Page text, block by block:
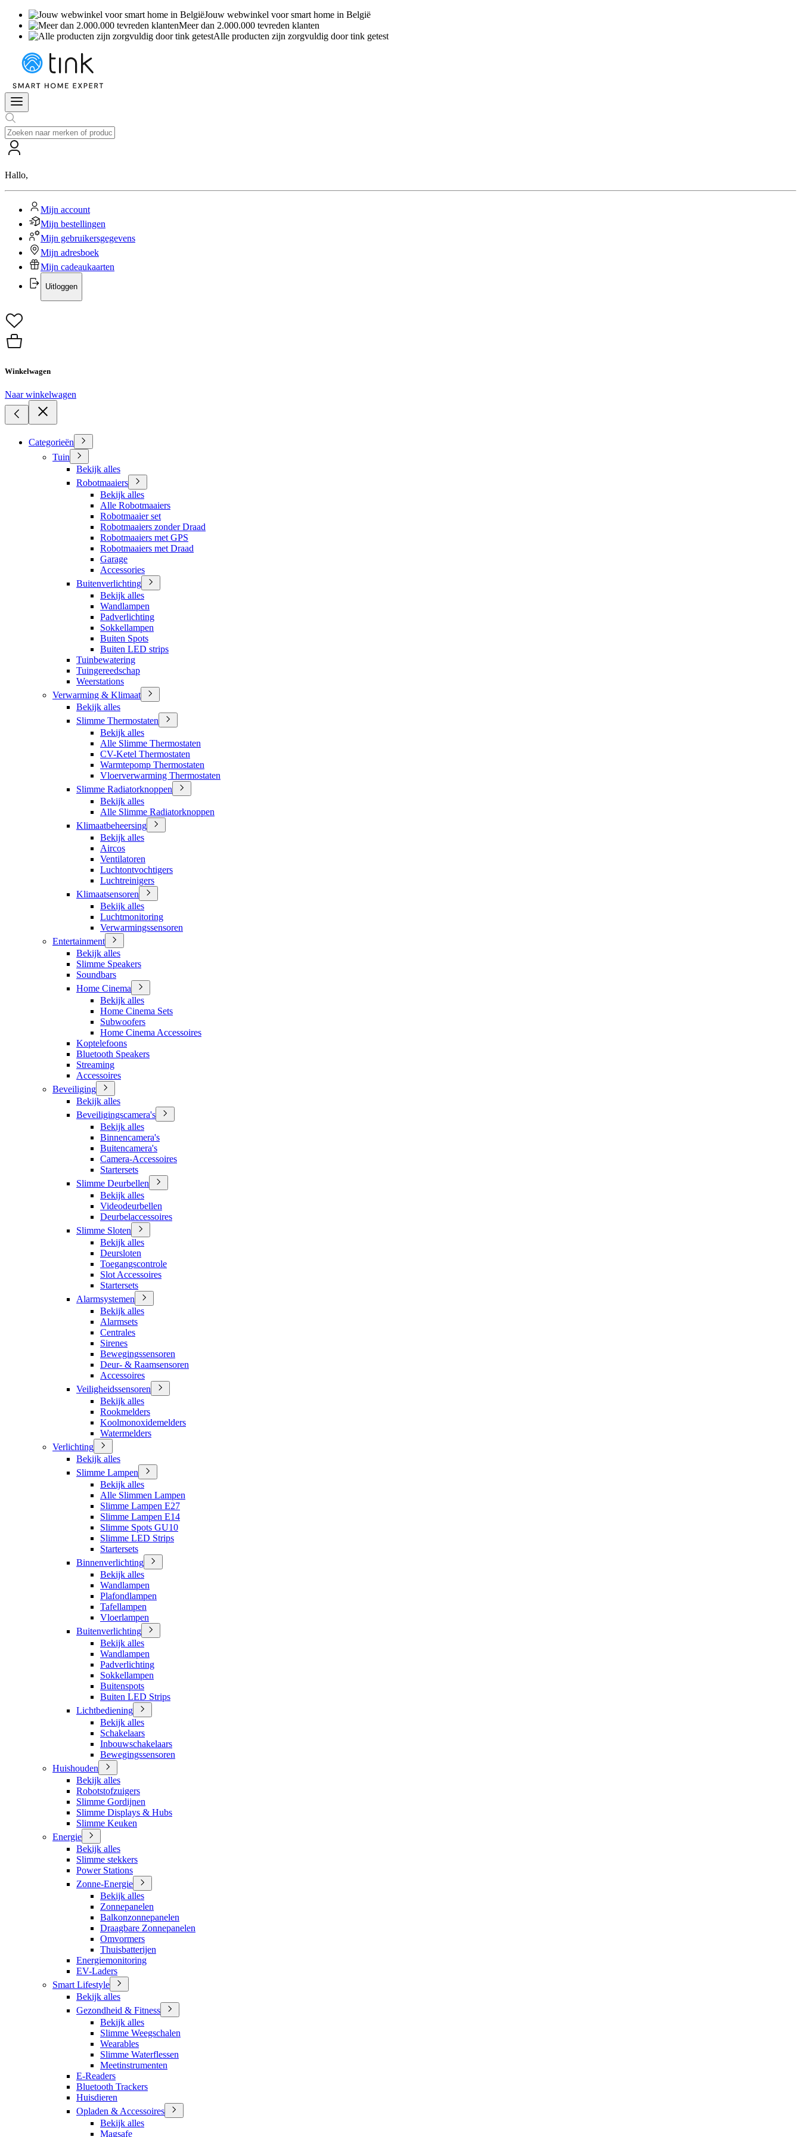
Jouw webwinkel voor smart home in België
Meer dan 2.000.000 tevreden klanten
Alle producten zijn zorgvuldig door tink getest
Hallo,
Mijn account
Mijn bestellingen
Mijn gebruikersgegevens
Mijn adresboek
Mijn cadeaukaarten
Uitloggen
Winkelwagen
Naar winkelwagen
Categorieën
Tuin
Bekijk alles
Robotmaaiers
Bekijk alles
Alle Robotmaaiers
Robotmaaier set
Robotmaaiers zonder Draad
Robotmaaiers met GPS
Robotmaaiers met Draad
Garage
Accessories
Buitenverlichting
Bekijk alles
Wandlampen
Padverlichting
Sokkellampen
Buiten Spots
Buiten LED strips
Tuinbewatering
Tuingereedschap
Weerstations
Verwarming & Klimaat
Bekijk alles
Slimme Thermostaten
Bekijk alles
Alle Slimme Thermostaten
CV-Ketel Thermostaten
Warmtepomp Thermostaten
Vloerverwarming Thermostaten
Slimme Radiatorknoppen
Bekijk alles
Alle Slimme Radiatorknoppen
Klimaatbeheersing
Bekijk alles
Aircos
Ventilatoren
Luchtontvochtigers
Luchtreinigers
Klimaatsensoren
Bekijk alles
Luchtmonitoring
Verwarmingssensoren
Entertainment
Bekijk alles
Slimme Speakers
Soundbars
Home Cinema
Bekijk alles
Home Cinema Sets
Subwoofers
Home Cinema Accessoires
Koptelefoons
Bluetooth Speakers
Streaming
Accessoires
Beveiliging
Bekijk alles
Beveiligingscamera's
Bekijk alles
Binnencamera's
Buitencamera's
Camera-Accessoires
Startersets
Slimme Deurbellen
Bekijk alles
Videodeurbellen
Deurbelaccessoires
Slimme Sloten
Bekijk alles
Deursloten
Toegangscontrole
Slot Accessoires
Startersets
Alarmsystemen
Bekijk alles
Alarmsets
Centrales
Sirenes
Bewegingssensoren
Deur- & Raamsensoren
Accessoires
Veiligheidssensoren
Bekijk alles
Rookmelders
Koolmonoxidemelders
Watermelders
Verlichting
Bekijk alles
Slimme Lampen
Bekijk alles
Alle Slimmen Lampen
Slimme Lampen E27
Slimme Lampen E14
Slimme Spots GU10
Slimme LED Strips
Startersets
Binnenverlichting
Bekijk alles
Wandlampen
Plafondlampen
Tafellampen
Vloerlampen
Buitenverlichting
Bekijk alles
Wandlampen
Padverlichting
Sokkellampen
Buitenspots
Buiten LED Strips
Lichtbediening
Bekijk alles
Schakelaars
Inbouwschakelaars
Bewegingssensoren
Huishouden
Bekijk alles
Robotstofzuigers
Slimme Gordijnen
Slimme Displays & Hubs
Slimme Keuken
Energie
Bekijk alles
Slimme stekkers
Power Stations
Zonne-Energie
Bekijk alles
Zonnepanelen
Balkonzonnepanelen
Draagbare Zonnepanelen
Omvormers
Thuisbatterijen
Energiemonitoring
EV-Laders
Smart Lifestyle
Bekijk alles
Gezondheid & Fitness
Bekijk alles
Slimme Weegschalen
Wearables
Slimme Waterflessen
Meetinstrumenten
E-Readers
Bluetooth Trackers
Huisdieren
Opladen & Accessoires
Bekijk alles
Magsafe